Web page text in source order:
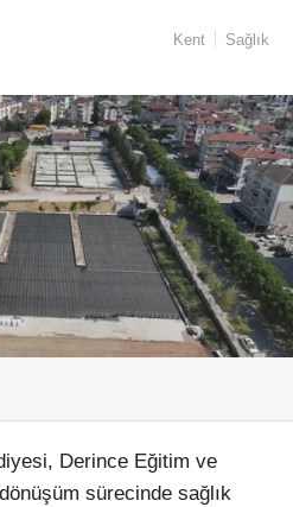
Kent Sağlık
Derince Eğitim ve
sürecinde sağlık